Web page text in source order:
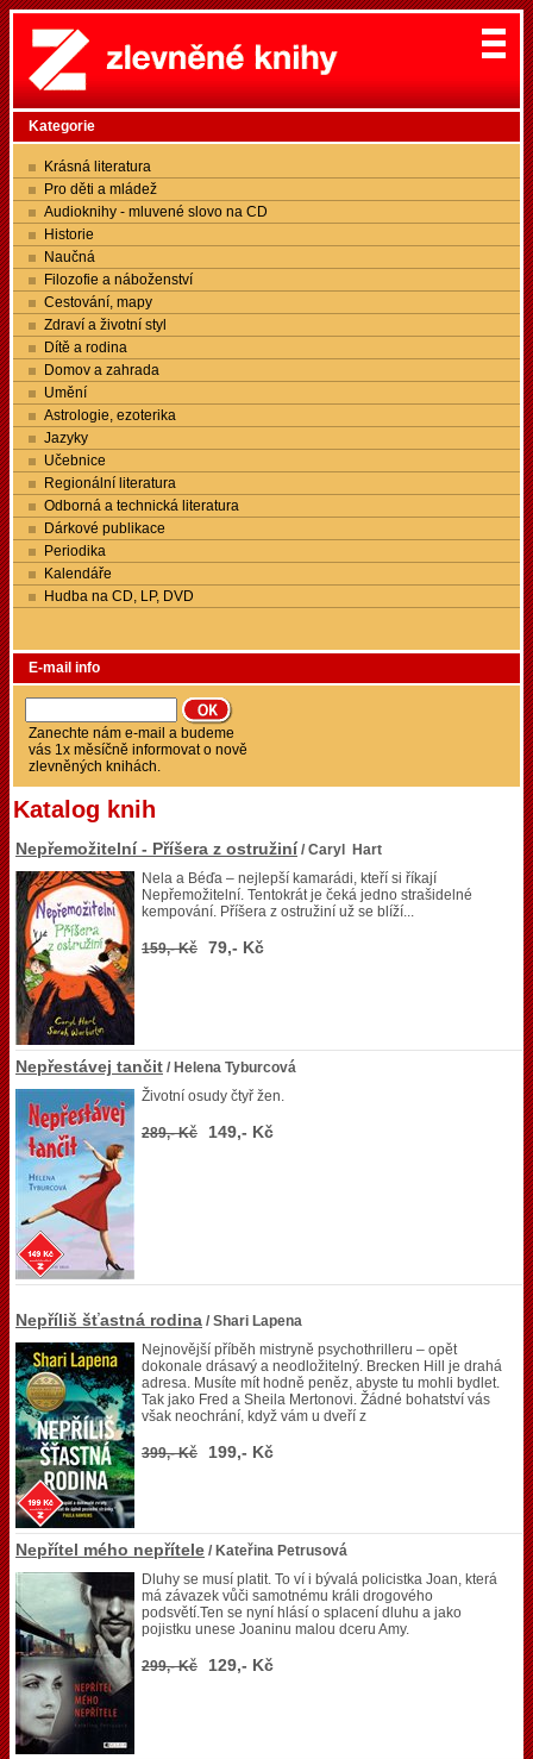
Kategorie
Krásná literatura
Pro děti a mládež
Audioknihy - mluvené slovo na CD
Historie
Naučná
Filozofie a náboženství
Cestování, mapy
Zdraví a životní styl
Dítě a rodina
Domov a zahrada
Umění
Astrologie, ezoterika
Jazyky
Učebnice
Regionální literatura
Odborná a technická literatura
Dárkové publikace
Periodika
Kalendáře
Hudba na CD, LP, DVD
E-mail info
Zanechte nám e-mail a budeme
vás 1x měsíčně informovat o nově
zlevněných knihách.
Katalog knih
Nepřemožitelní - Příšera z ostružiní / Caryl Hart
Nela a Béďa – nejlepší kamarádi, kteří si říkají
Nepřemožitelní. Tentokrát je čeká jedno strašidelné
kempování. Příšera z ostružiní už se blíží...
159,- Kč 79,- Kč
Nepřestávej tančit / Helena Tyburcová
Životní osudy čtyř žen.
289,- Kč 149,- Kč
Nepříliš šťastná rodina / Shari Lapena
Nejnovější příběh mistryně psychothrilleru – opět
dokonale drásavý a neodložitelný. Brecken Hill je drahá
adresa. Musíte mít hodně peněz, abyste tu mohli bydlet.
Tak jako Fred a Sheila Mertonovi. Žádné bohatství vás
však neochrání, když vám u dveří z
399,- Kč 199,- Kč
Nepřítel mého nepřítele / Kateřina Petrusová
Dluhy se musí platit. To ví i bývalá policistka Joan, která
má závazek vůči samotnému králi drogového
podsvětí.Ten se nyní hlásí o splacení dluhu a jako
pojistku unese Joaninu malou dceru Amy.
299,- Kč 129,- Kč